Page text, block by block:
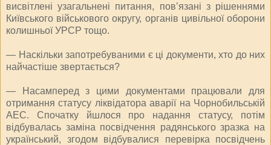
висвітлені узагальнені питання, пов’язані з рішеннями
Київського військового округу, органів цивільної оборони
колишньої УРСР тощо.
— Наскільки запотребуваними є ці документи, хто до них
найчастіше звертається?
— Насамперед з цими документами працювали для
отримання статусу ліквідатора аварії на Чорнобильській
АЕС. Спочатку йшлося про надання статусу, потім
відбувалась заміна посвідчення радянського зразка на
український, згодом відбувалися перевірка посвідчень